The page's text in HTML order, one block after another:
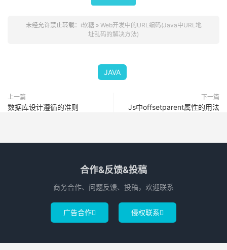
未经允许禁止转载： i软糖» Web开发中的URL编码(Java中URL地
址乱码的解决方法)
JAVA
上一篇
数据库设计遵循的准则
下一篇
Js中offsetparent属性的用法
合作&反馈&投稿
商务合作、问题反馈、投稿，欢迎联系
广告合作 侵权联系